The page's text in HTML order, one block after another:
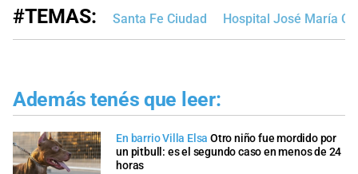
#TEMAS: Santa Fe Ciudad Hospital José María
Además tenés que leer:
En barrio Villa Elsa Otro niño fue mordido por
un pitbull: es el segundo caso en menos de 24
horas